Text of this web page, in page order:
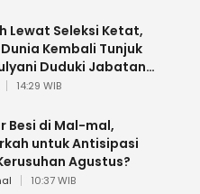
Lewat Seleksi Ketat,
Kembali Tunjuk
Duduki Jabatan
14:29 WIB
Besi di Mal-mal,
untuk Antisipasi
Agustus?
10:37 WIB